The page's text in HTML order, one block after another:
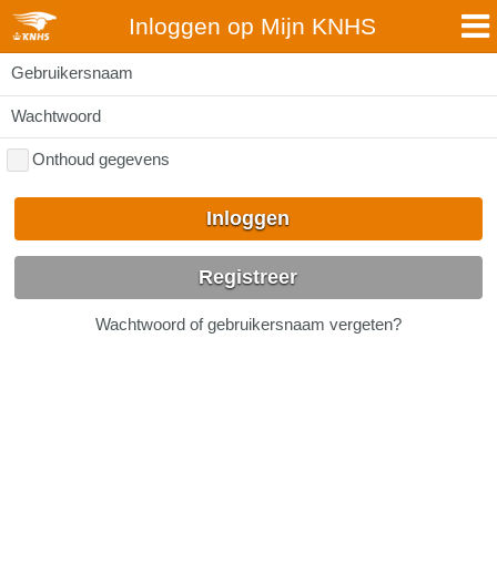
Inloggen op Mijn KNHS
Gebruikersnaam
Wachtwoord
Onthoud gegevens
Inloggen
Registreer
Wachtwoord of gebruikersnaam vergeten?